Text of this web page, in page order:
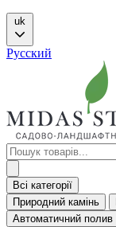
uk
Русский
Всі категорії
Природний камінь
Автоматичний полив